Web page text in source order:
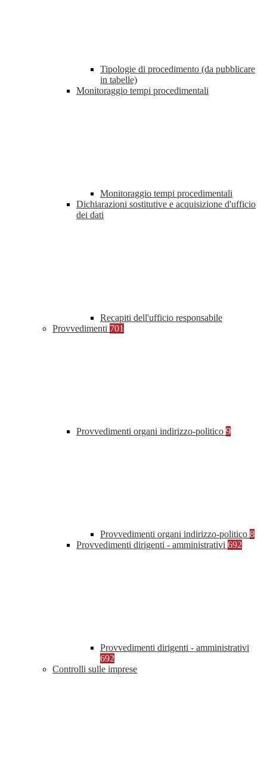
Tipologie di procedimento (da pubblicare
in tabelle)
Monitoraggio tempi procedimentali
Monitoraggio tempi procedimentali
Dichiarazioni sostitutive e acquisizione d'ufficio
dei dati
Recapiti dell'ufficio responsabile
Provvedimenti 701
Provvedimenti organi indirizzo-politico 9
Provvedimenti organi indirizzo-politico 8
Provvedimenti dirigenti - amministrativi 692
Provvedimenti dirigenti - amministrativi
692
Controlli sulle imprese